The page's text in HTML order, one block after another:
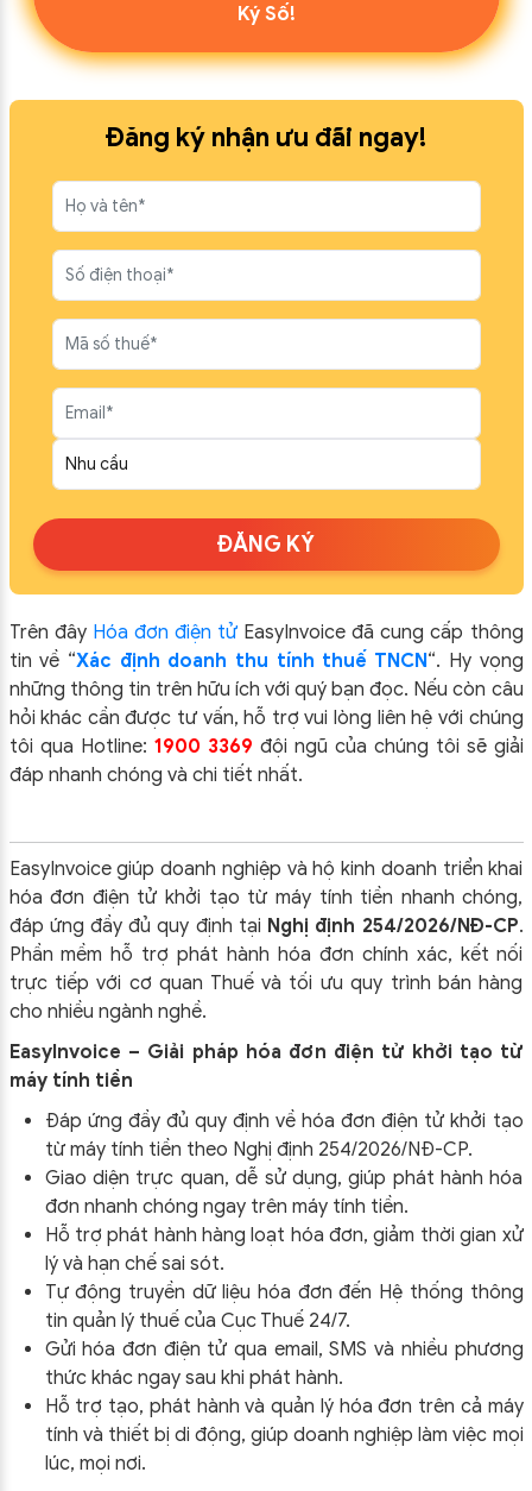
Ký Số!
Đăng ký nhận ưu đãi ngay!
ĐĂNG KÝ
Trên đây Hóa đơn điện tử EasyInvoice đã cung cấp thông
tin về “Xác định doanh thu tính thuế TNCN“. Hy vọng
những thông tin trên hữu ích với quý bạn đọc. Nếu còn câu
hỏi khác cần được tư vấn, hỗ trợ vui lòng liên hệ với chúng
tôi qua Hotline: 1900 3369 đội ngũ của chúng tôi sẽ giải
đáp nhanh chóng và chi tiết nhất.
EasyInvoice giúp doanh nghiệp và hộ kinh doanh triển khai
hóa đơn điện tử khởi tạo từ máy tính tiền nhanh chóng,
đáp ứng đầy đủ quy định tại Nghị định 254/2026/NĐ-CP.
Phần mềm hỗ trợ phát hành hóa đơn chính xác, kết nối
trực tiếp với cơ quan Thuế và tối ưu quy trình bán hàng
cho nhiều ngành nghề.
EasyInvoice – Giải pháp hóa đơn điện tử khởi tạo từ
máy tính tiền
Đáp ứng đầy đủ quy định về hóa đơn điện tử khởi tạo
từ máy tính tiền theo Nghị định 254/2026/NĐ-CP.
Giao diện trực quan, dễ sử dụng, giúp phát hành hóa
đơn nhanh chóng ngay trên máy tính tiền.
Hỗ trợ phát hành hàng loạt hóa đơn, giảm thời gian xử
lý và hạn chế sai sót.
Tự động truyền dữ liệu hóa đơn đến Hệ thống thông
tin quản lý thuế của Cục Thuế 24/7.
Gửi hóa đơn điện tử qua email, SMS và nhiều phương
thức khác ngay sau khi phát hành.
Hỗ trợ tạo, phát hành và quản lý hóa đơn trên cả máy
tính và thiết bị di động, giúp doanh nghiệp làm việc mọi
lúc, mọi nơi.